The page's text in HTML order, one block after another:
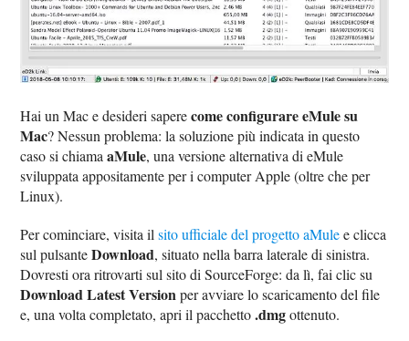
Hai un Mac e desideri saperecome configurare eMule su
Mac? Nessun problema: la soluzione più indicata in questo
caso si chiamaaMule, una versione alternativa di eMule
sviluppata appositamente per i computer Apple (oltre che per
Linux).
Per cominciare, visita ilsito ufficiale del progetto aMulee clicca
sul pulsanteDownload, situato nella barra laterale di sinistra.
Dovresti ora ritrovarti sul sito di SourceForge: da lì, fai clic su
Download Latest Versionper avviare lo scaricamento del file
e, una volta completato, apri il pacchetto.dmgottenuto.